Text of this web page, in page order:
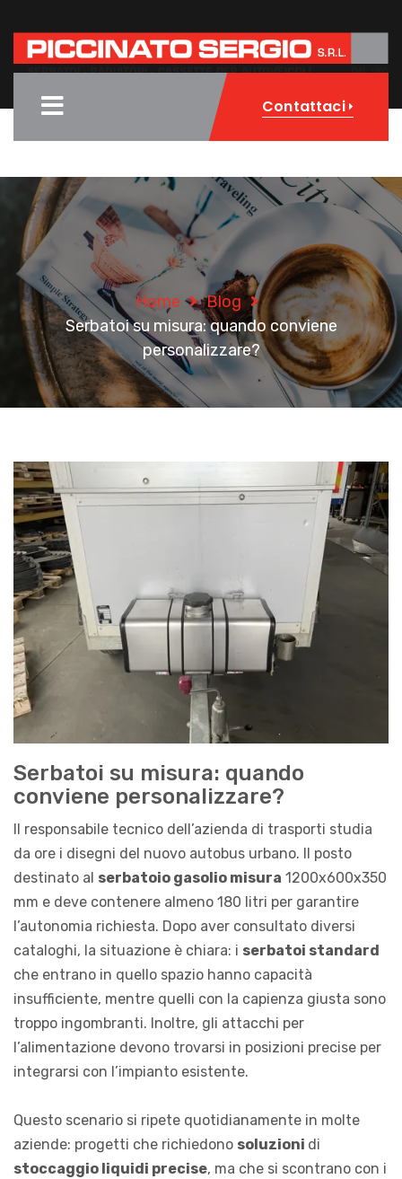
Contattaci
Home
Blog
Serbatoi su misura: quando conviene
personalizzare?
Serbatoi su misura: quando
conviene personalizzare?
Il responsabile tecnico dell’azienda di trasporti studia
da ore i disegni del nuovo autobus urbano. Il posto
destinato al serbatoio gasolio misura 1200x600x350
mm e deve contenere almeno 180 litri per garantire
l’autonomia richiesta. Dopo aver consultato diversi
cataloghi, la situazione è chiara: i serbatoi standard
che entrano in quello spazio hanno capacità
insufficiente, mentre quelli con la capienza giusta sono
troppo ingombranti. Inoltre, gli attacchi per
l’alimentazione devono trovarsi in posizioni precise per
integrarsi con l’impianto esistente.
Questo scenario si ripete quotidianamente in molte
aziende: progetti che richiedono soluzioni di
stoccaggio liquidi precise, ma che si scontrano con i